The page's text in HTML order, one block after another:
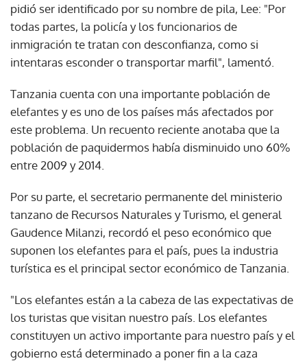
pidió ser identificado por su nombre de pila, Lee: "Por
todas partes, la policía y los funcionarios de
inmigración te tratan con desconfianza, como si
intentaras esconder o transportar marfil", lamentó.
Tanzania cuenta con una importante población de
elefantes y es uno de los países más afectados por
este problema. Un recuento reciente anotaba que la
población de paquidermos había disminuido uno 60%
entre 2009 y 2014.
Por su parte, el secretario permanente del ministerio
tanzano de Recursos Naturales y Turismo, el general
Gaudence Milanzi, recordó el peso económico que
suponen los elefantes para el país, pues la industria
turística es el principal sector económico de Tanzania.
"Los elefantes están a la cabeza de las expectativas de
los turistas que visitan nuestro país. Los elefantes
constituyen un activo importante para nuestro país y el
gobierno está determinado a poner fin a la caza